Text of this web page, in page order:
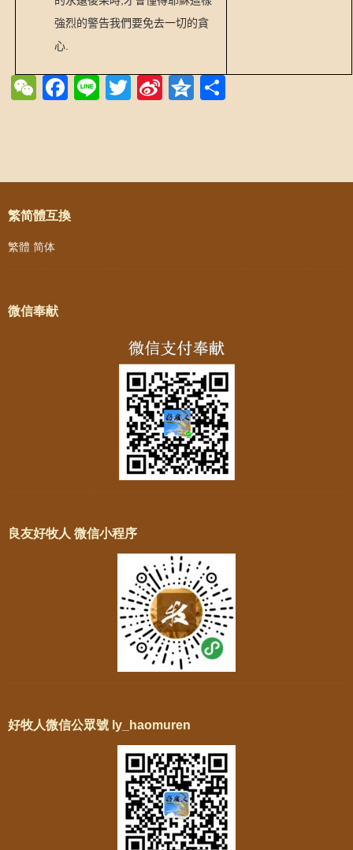
強烈的警告我們要免去一切的貪
心
WeChat
Facebook
LineTwitter
SinaQzone
Post navigation
繁简體互換
繁體 简体
微信奉献
良友好牧人 微信小程序
好牧人微信公眾號 ly_haomuren